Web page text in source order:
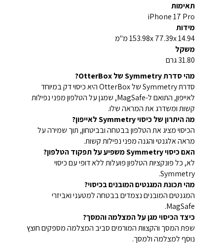
תאימות
iPhone 17 Pro
מידות
153.98x 77.39x 14.94 מ"מ
משקל
31.80 גרם
מהי סדרת Symmetry של OtterBox?
סדרת Symmetry של OtterBox היא כיסוי דק במיוחד
לאייפון, התואם ל-MagSafe, שמגן על הטלפון מפני נפילות
קשות ומשדרג את המראה שלו.
מה היתרון של כיסוי Symmetry לאייפון?
הכיסוי מציג את הטלפון בבטחה ובביטחון, תוך שמירה על
מראה אלגנטי והגנה מפני נפילות קשות.
האם כיסוי Symmetry משפיע על תפקוד הטלפון?
לא, כל פונקציות הטלפון פועלות ללא דופי עם כיסוי
Symmetry.
מהי תכונת המגנטים המובנים בכיסוי?
המגנטים המובנים נצמדים בבטחה למטעני ואביזרי
MagSafe.
כיצד הכיסוי מגן על המצלמה והמסך?
שפת המסך והקצוות המורמים סביב המצלמה מספקים חוצץ
נוסף למצלמה ולמסך.